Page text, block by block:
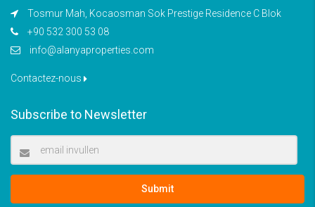
Tosmur Mah, Kocaosman Sok Prestige Residence C Blok
+90 532 300 53 08
info@alanyaproperties.com
Contactez-nous
Subscribe to Newsletter
Submit